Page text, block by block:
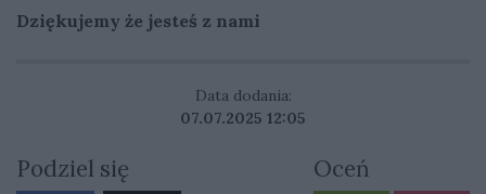
Dziękujemy że jesteś z nami
Data dodania:
07.07.2025 12:05
Podziel się Oceń